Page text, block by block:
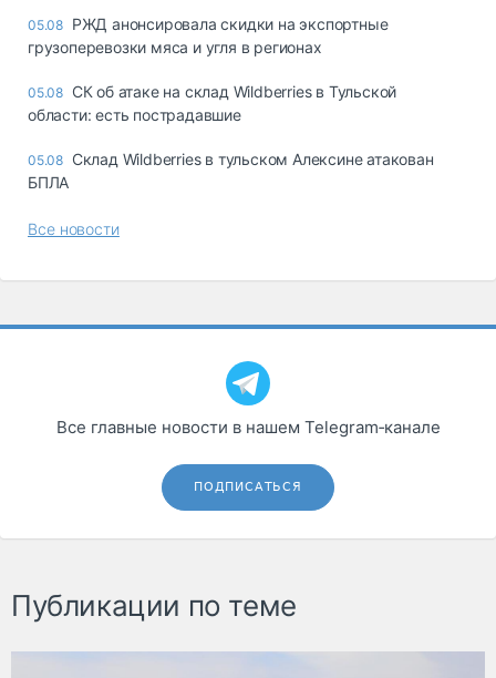
05.08 РЖД анонсировала скидки на экспортные
грузоперевозки мяса и угля в регионах
05.08 СК об атаке на склад Wildberries в Тульской
области: есть пострадавшие
05.08 Склад Wildberries в тульском Алексине атакован
БПЛА
Все новости
Все главные новости в нашем Telegram‑канале
ПОДПИСАТЬСЯ
Публикации по теме